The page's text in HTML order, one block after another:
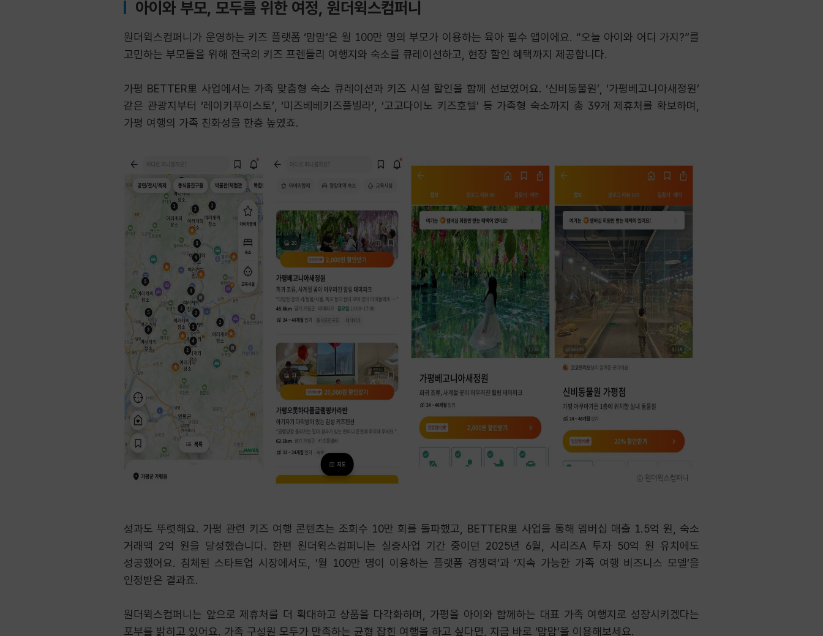
아이와 부모, 모두를 위한 여정, 원더윅스컴퍼니
원더윅스컴퍼니가 운영하는 키즈 플랫폼 ‘맘맘’은 월 100만 명의 부모가 이용하는 육아 필수 앱이에요. “오늘 아이와 어디 가지?”를
고민하는 부모들을 위해 전국의 키즈 프렌들리 여행지와 숙소를 큐레이션하고, 현장 할인 혜택까지 제공합니다.
가평 BETTER里 사업에서는 가족 맞춤형 숙소 큐레이션과 키즈 시설 할인을 함께 선보였어요. ‘신비동물원’, ‘가평베고니아새정원’
같은 관광지부터 ‘레이키푸이스토’, ‘미즈베베키즈풀빌라’, ‘고고다이노 키즈호텔’ 등 가족형 숙소까지 총 39개 제휴처를 확보하며,
가평 여행의 가족 친화성을 한층 높였죠.
성과도 뚜렷해요. 가평 관련 키즈 여행 콘텐츠는 조회수 10만 회를 돌파했고, BETTER里 사업을 통해 멤버십 매출 1.5억 원, 숙소
거래액 2억 원을 달성했습니다. 한편 원더윅스컴퍼니는 실증사업 기간 중이던 2025년 6월, 시리즈A 투자 50억 원 유치에도
성공했어요. 침체된 스타트업 시장에서도, ’월 100만 명이 이용하는 플랫폼 경쟁력’과 ‘지속 가능한 가족 여행 비즈니스 모델’을
인정받은 결과죠.
원더윅스컴퍼니는 앞으로 제휴처를 더 확대하고 상품을 다각화하며, 가평을 아이와 함께하는 대표 가족 여행지로 성장시키겠다는
포부를 밝히고 있어요. 가족 구성원 모두가 만족하는 균형 잡힌 여행을 하고 싶다면, 지금 바로 ‘맘맘’을 이용해보세요.